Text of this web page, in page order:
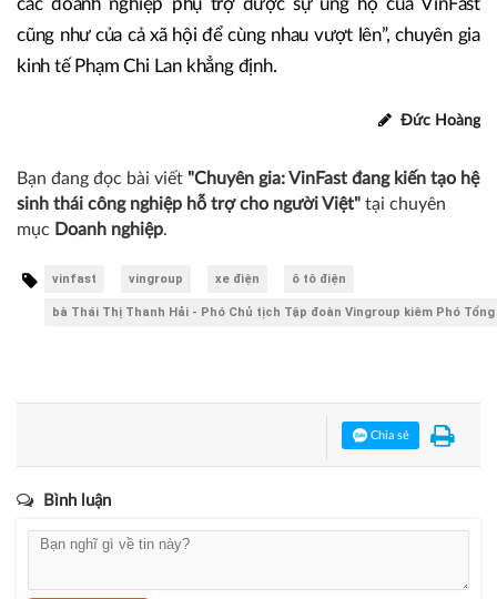
các doanh nghiệp phụ trợ được sự ủng hộ của VinFast
cũng như của cả xã hội để cùng nhau vượt lên”, chuyên gia
kinh tế Phạm Chi Lan khẳng định.
Đức Hoàng
Bạn đang đọc bài viết "Chuyên gia: VinFast đang kiến tạo hệ
sinh thái công nghiệp hỗ trợ cho người Việt" tại chuyên
mục Doanh nghiệp.
vinfast vingroup xe điện ô tô điện
bà Thái Thị Thanh Hải - Phó Chủ tịch Tập đoàn Vingroup kiêm Phó
Chia sẻ
Bình luận